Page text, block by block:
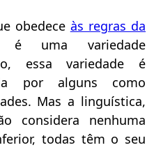
obedece às regras da
uma variedade
essa variedade é
por alguns como
Mas a linguística,
considera nenhuma
todas têm o seu